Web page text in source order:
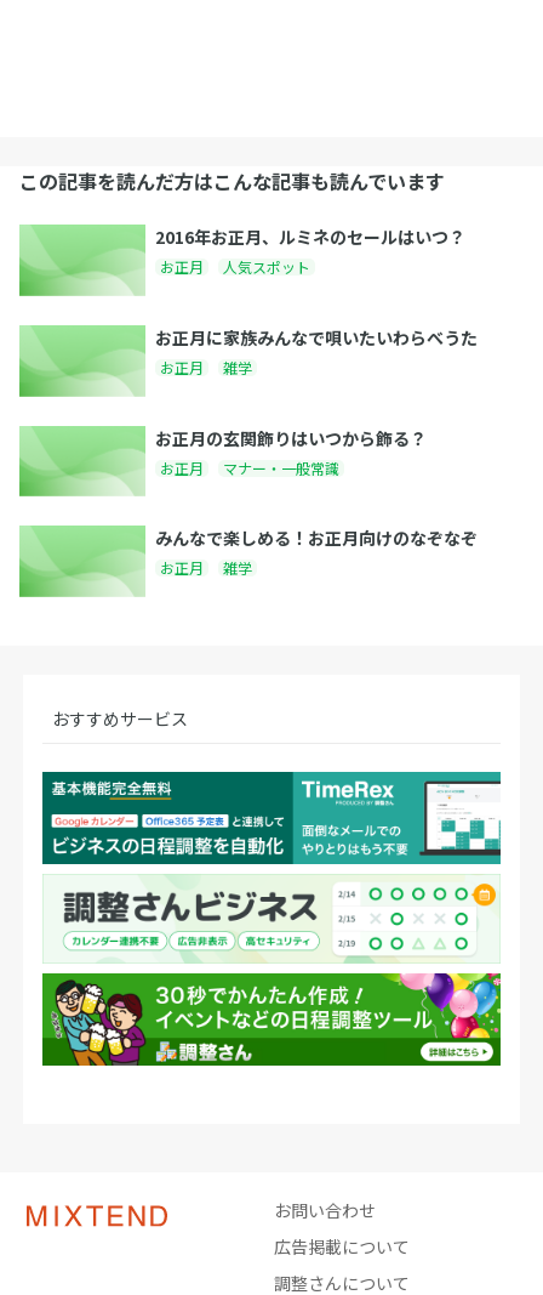
この記事を読んだ方はこんな記事も読んでいます
2016年お正月、ルミネのセールはいつ？
お正月 人気スポット
お正月に家族みんなで唄いたいわらべうた
お正月 雑学
お正月の玄関飾りはいつから飾る？
お正月 マナー・一般常識
みんなで楽しめる！お正月向けのなぞなぞ
お正月 雑学
おすすめサービス
お問い合わせ
広告掲載について
調整さんについて